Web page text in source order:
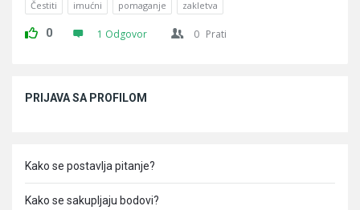
Čestiti imućni pomaganje zakletva
0 1 Odgovor 0 Prati
PRIJAVA SA PROFILOM
Kako se postavlja pitanje?
Kako se sakupljaju bodovi?